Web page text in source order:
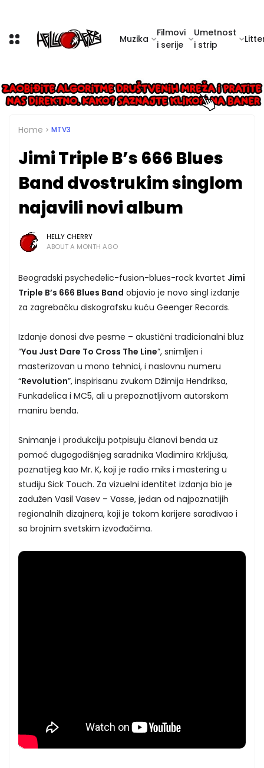
Muzika
Filmovi
i serije
Umetnost
i strip
Home MTV3
Jimi Triple B’s 666 Blues
Band dvostrukim singlom
najavili novi album
HELLY CHERRY
ABOUT A MONTH AGO
Beogradski psychedelic-fusion-blues-rock kvartet Jimi
Triple B’s 666 Blues Band objavio je novo singl izdanje
za zagrebačku diskografsku kuću Geenger Records.
Izdanje donosi dve pesme – akustični tradicionalni bluz
“You Just Dare To Cross The Line”, snimljen i
masterizovan u mono tehnici, i naslovnu numeru
“Revolution”, inspirisanu zvukom Džimija Hendriksa,
Funkadelica i MC5, ali u prepoznatljivom autorskom
maniru benda.
Snimanje i produkciju potpisuju članovi benda uz
pomoć dugogodišnjeg saradnika Vladimira Krkljuša,
poznatijeg kao Mr. K, koji je radio miks i mastering u
studiju Sick Touch. Za vizuelni identitet izdanja bio je
zadužen Vasil Vasev – Vasse, jedan od najpoznatijih
regionalnih dizajnera, koji je tokom karijere sarađivao i
sa brojnim svetskim izvođačima.